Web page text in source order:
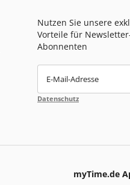
Nutzen Sie unsere
Vorteile für
Abonnenten
E-Mail-Adresse
Datenschutz
myTime.de